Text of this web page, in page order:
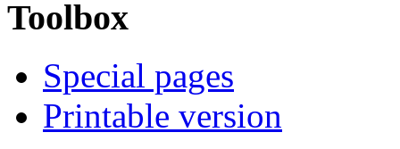
Toolbox
Special pages
Printable version